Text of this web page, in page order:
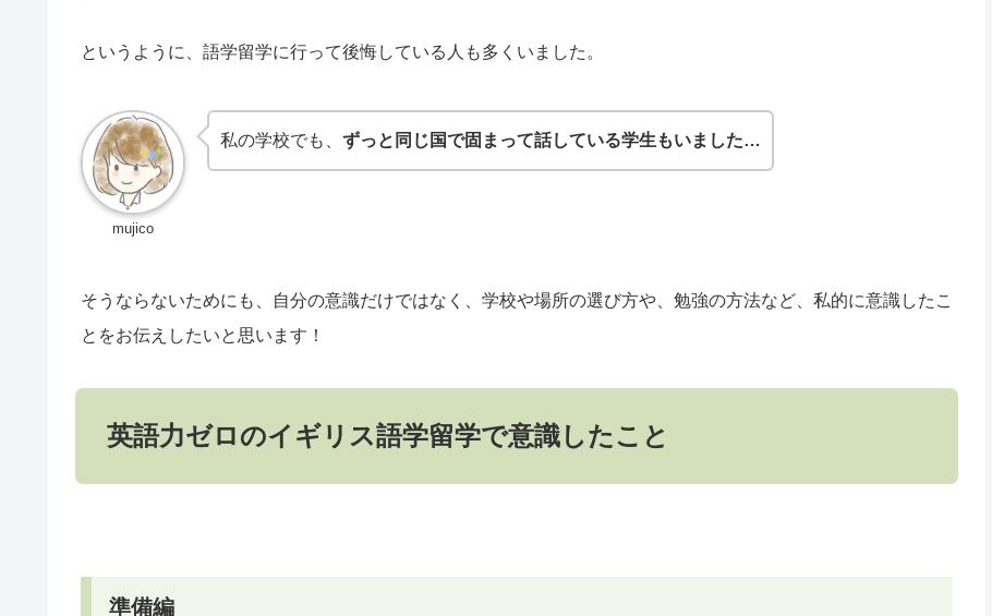
というように、語学留学に行って後悔している人も多くいました。
mujico
私の学校でも、 ずっと同じ国で固まって話している学生もいました…
そうならないためにも、自分の意識だけではなく、学校や場所の選び方や、勉強の方法など、私的に意識したこ
とをお伝えしたいと思います！
英語力ゼロのイギリス語学留学で意識したこと
準備編